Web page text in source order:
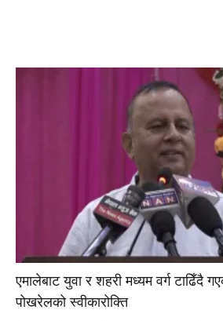
एमालेबाट युवा र शहरी मध्यम वर्ग टाढिँदै
पोखरेलको स्वीकारोक्ति